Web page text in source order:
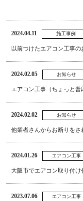
2024.04.11 施工事例
以前つけたエアコン工事
2024.02.05 お知らせ
エアコン工事（ちょっと普
2024.02.02 お知らせ
他業者さんからお断りをさ
2024.01.26 エアコン工事
大阪市でエアコン取り付け
2023.07.06 エアコン工事